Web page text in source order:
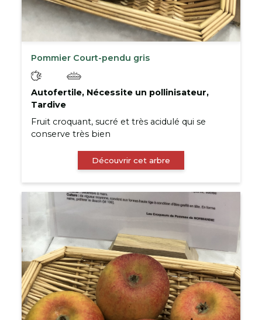
Pommier Court-pendu gris
Autofertile, Nécessite un pollinisateur,
Tardive
Fruit croquant, sucré et très acidulé qui se
conserve très bien
Découvrir cet arbre